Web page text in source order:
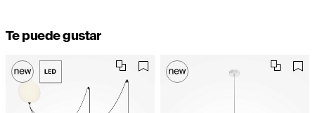
Te puede gustar